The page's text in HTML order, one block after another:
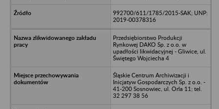
992700/611/1785/2015-SAK; UNP:
2019-00378316
Przedsiębiorstwo Produkcji
Rynkowej DAKO Sp. z o.o. w
upadłości likwidacyjnej - Gliwice, ul.
Świętego Wojciecha 4
Śląskie Centrum Archiwizacji i
Inicjatyw Gospodarczych Sp. z o.o. -
41-200 Sosnowiec, ul. Orla 11; tel.
32 297 38 56